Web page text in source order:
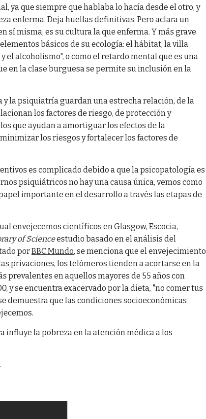
ya que siempre que hablaba lo hacía desde el otro, y
enferma. Deja huellas definitivas. Pero aclara un
sí misma, es su cultura la que enferma. Y más grave
básicos de su ecología: el hábitat, la villa
alcoholismo", o como el retardo mental que es una
en la clase burguesa se permite su inclusión en la
y la psiquiatría guardan una estrecha relación, de la
los factores de riesgo, de protección y
que ayudan a amortiguar los efectos de la
los riesgos y fortalecer los factores de
es complicado debido a que la psicopatología es
psiquiátricos no hay una causa única, vemos como
importante en el desarrollo a través las etapas de
envejecemos científicos en Glasgow, Escocia,
of Scienceestudio basado en el análisis del
porBBC Mundo, se menciona que el envejecimiento
privaciones, los telómeros tienden a acortarse en la
prevalentes en aquellos mayores de 55 años con
y se encuentra exacervado por la dieta, "no comer tus
demuestra que las condiciones socioeconómicas
influye la pobreza en la atención médica a los